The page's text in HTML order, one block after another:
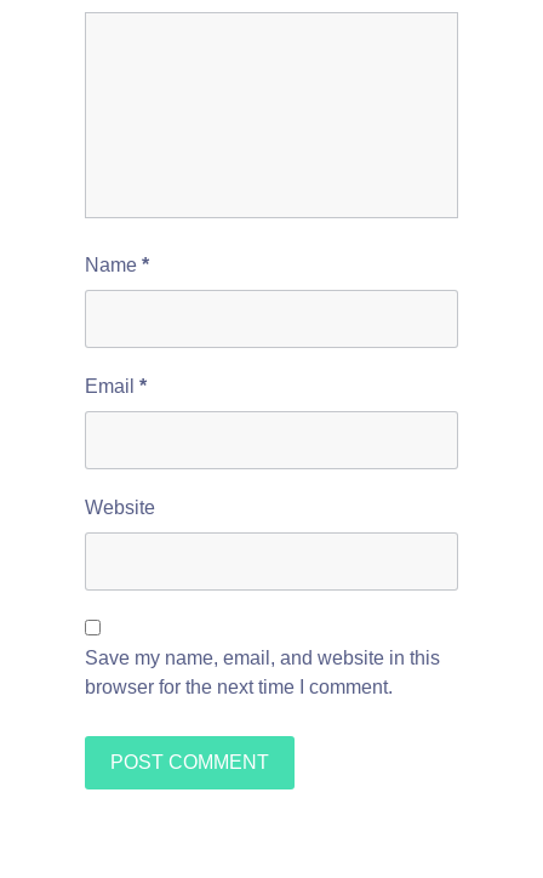
Name *
Email *
Website
Save my name, email, and website in this
browser for the next time I comment.